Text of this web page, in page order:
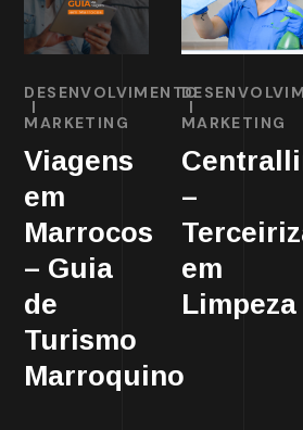
DESENVOLVIMENTO
MARKETING
Viagens
em
Marrocos
– Guia
de
Turismo
Marroquino
MARKETING
–
em
Limpeza